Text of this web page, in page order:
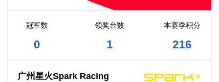
冠军数
0
领奖台数
1
本赛季积分
216
广州星火Spark Racing